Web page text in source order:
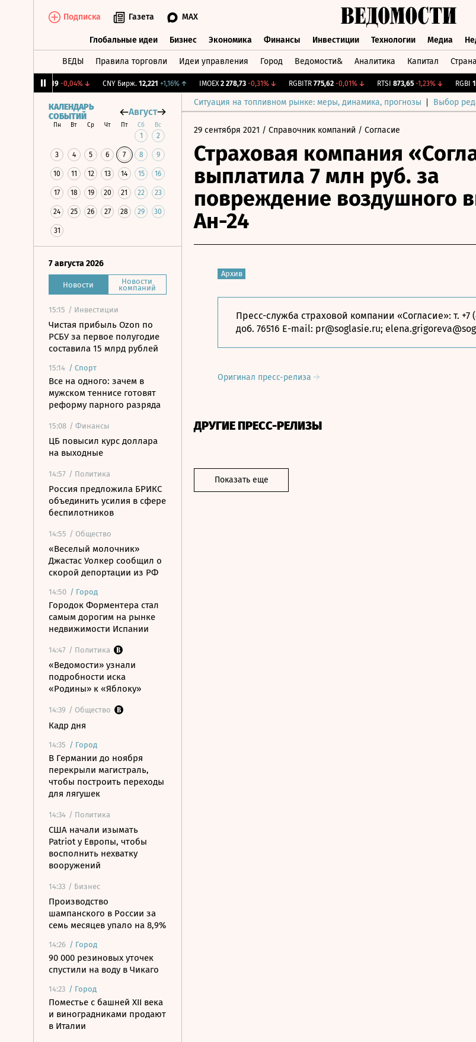
Подписка Газета MAX
Глобальные идеи Бизнес Экономика Финансы Инвестиции Технологии Медиа
ВЕДЫ Правила торговли Идеи управления Город Ведомости& Аналитика Капитал Страна
-0,04%↓ CNY Бирж. 12,221 +1,16% ↑ IMOEX 2 278,73 -0,31%↓ RGBITR 775,62 -0,01%↓ RTSI 873,65 -1,23%↓ RGBI
Ситуация на топливном рынке: меры, динамика, прогнозы Выбор
КАЛЕНДАРЬ
СОБЫТИЙ
Август
Пн Вт Ср Чт Пт Сб Вс
1 2
3 4 5 6 7 8 9
10 11 12 13 14 15 16
17 18 19 20 21 22 23
24 25 26 27 28 29 30
31
7 августа 2026
Новости Новости
компаний
15:15 / Инвестиции
Чистая прибыль Ozon по
РСБУ за первое полугодие
составила 15 млрд рублей
15:14 / Спорт
Все на одного: зачем в
мужском теннисе готовят
реформу парного разряда
15:08 / Финансы
ЦБ повысил курс доллара
на выходные
14:57 / Политика
Россия предложила БРИКС
объединить усилия в сфере
беспилотников
14:55 / Общество
«Веселый молочник»
Джастас Уолкер сообщил о
скорой депортации из РФ
14:50 / Город
Городок Форментера стал
самым дорогим на рынке
недвижимости Испании
14:47 / Политика
«Ведомости» узнали
подробности иска
«Родины» к «Яблоку»
14:39 / Общество
Кадр дня
14:35 / Город
В Германии до ноября
перекрыли магистраль,
чтобы построить переходы
для лягушек
14:34 / Политика
США начали изымать
Patriot у Европы, чтобы
восполнить нехватку
вооружений
14:33 / Бизнес
Производство
шампанского в России за
семь месяцев упало на 8,9%
14:26 / Город
90 000 резиновых уточек
спустили на воду в Чикаго
14:23 / Город
Поместье с башней XII века
и виноградниками продают
в Италии
29 сентября 2021 / Справочник компаний / Согласие
Страховая компания
выплатила 7 млн руб. за
повреждение воздушного
Ан-24
Архив
Пресс-служба страховой компании «Согласие»: т. +7
доб. 76516 E-mail: pr@soglasie.ru;
Оригинал пресс-релиза
ДРУГИЕ ПРЕСС-РЕЛИЗЫ
Показать еще